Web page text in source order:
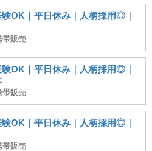
験OK｜平日休み｜人柄採用◎｜
販売
験OK｜平日休み｜人柄採用◎｜
販売
験OK｜平日休み｜人柄採用◎｜
販売